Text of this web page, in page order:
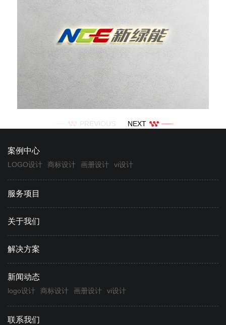
PREVIOUS NEXT
案例中心
LOGO设计 商标设计 画册设计 vi设计
服务项目
关于我们
解决方案
新闻动态
logo设计 商标设计 画册设计 vi设计
联系我们